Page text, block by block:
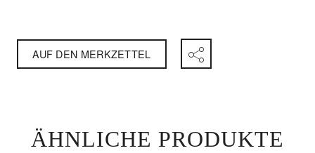
AUF DEN MERKZETTEL
ÄHNLICHE PRODUKTE